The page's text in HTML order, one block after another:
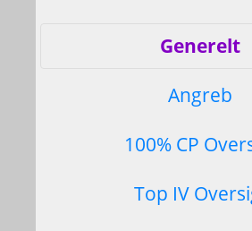
Generelt
Angreb
100% CP
Top IV